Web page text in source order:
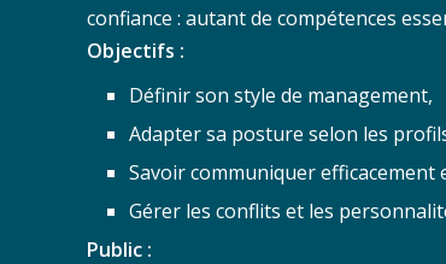
confiance : autant de compétences
Objectifs :
Définir son style de management,
Adapter sa posture selon les
Savoir communiquer efficacement
Gérer les conflits et les
Public :